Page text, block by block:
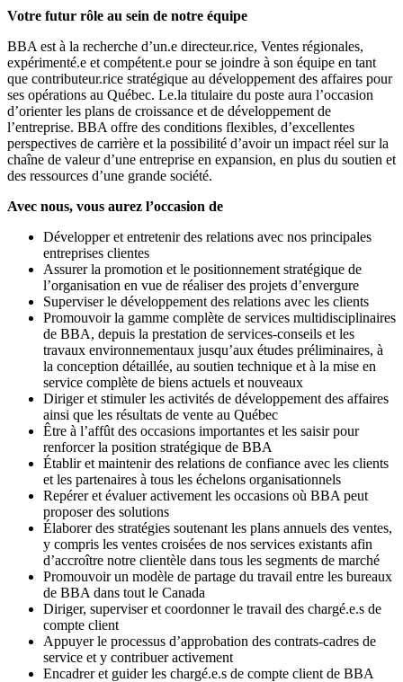
Votre futur rôle au sein de notre équipe
BBA est à la recherche d’un.e directeur.rice, Ventes régionales,
expérimenté.e et compétent.e pour se joindre à son équipe en tant
que contributeur.rice stratégique au développement des affaires pour
ses opérations au Québec. Le.la titulaire du poste aura l’occasion
d’orienter les plans de croissance et de développement de
l’entreprise. BBA offre des conditions flexibles, d’excellentes
perspectives de carrière et la possibilité d’avoir un impact réel sur la
chaîne de valeur d’une entreprise en expansion, en plus du soutien et
des ressources d’une grande société.
Avec nous, vous aurez l’occasion de
Développer et entretenir des relations avec nos principales
entreprises clientes
Assurer la promotion et le positionnement stratégique de
l’organisation en vue de réaliser des projets d’envergure
Superviser le développement des relations avec les clients
Promouvoir la gamme complète de services multidisciplinaires
de BBA, depuis la prestation de services-conseils et les
travaux environnementaux jusqu’aux études préliminaires, à
la conception détaillée, au soutien technique et à la mise en
service complète de biens actuels et nouveaux
Diriger et stimuler les activités de développement des affaires
ainsi que les résultats de vente au Québec
Être à l’affût des occasions importantes et les saisir pour
renforcer la position stratégique de BBA
Établir et maintenir des relations de confiance avec les clients
et les partenaires à tous les échelons organisationnels
Repérer et évaluer activement les occasions où BBA peut
proposer des solutions
Élaborer des stratégies soutenant les plans annuels des ventes,
y compris les ventes croisées de nos services existants afin
d’accroître notre clientèle dans tous les segments de marché
Promouvoir un modèle de partage du travail entre les bureaux
de BBA dans tout le Canada
Diriger, superviser et coordonner le travail des chargé.e.s de
compte client
Appuyer le processus d’approbation des contrats‑cadres de
service et y contribuer activement
Encadrer et guider les chargé.e.s de compte client de BBA